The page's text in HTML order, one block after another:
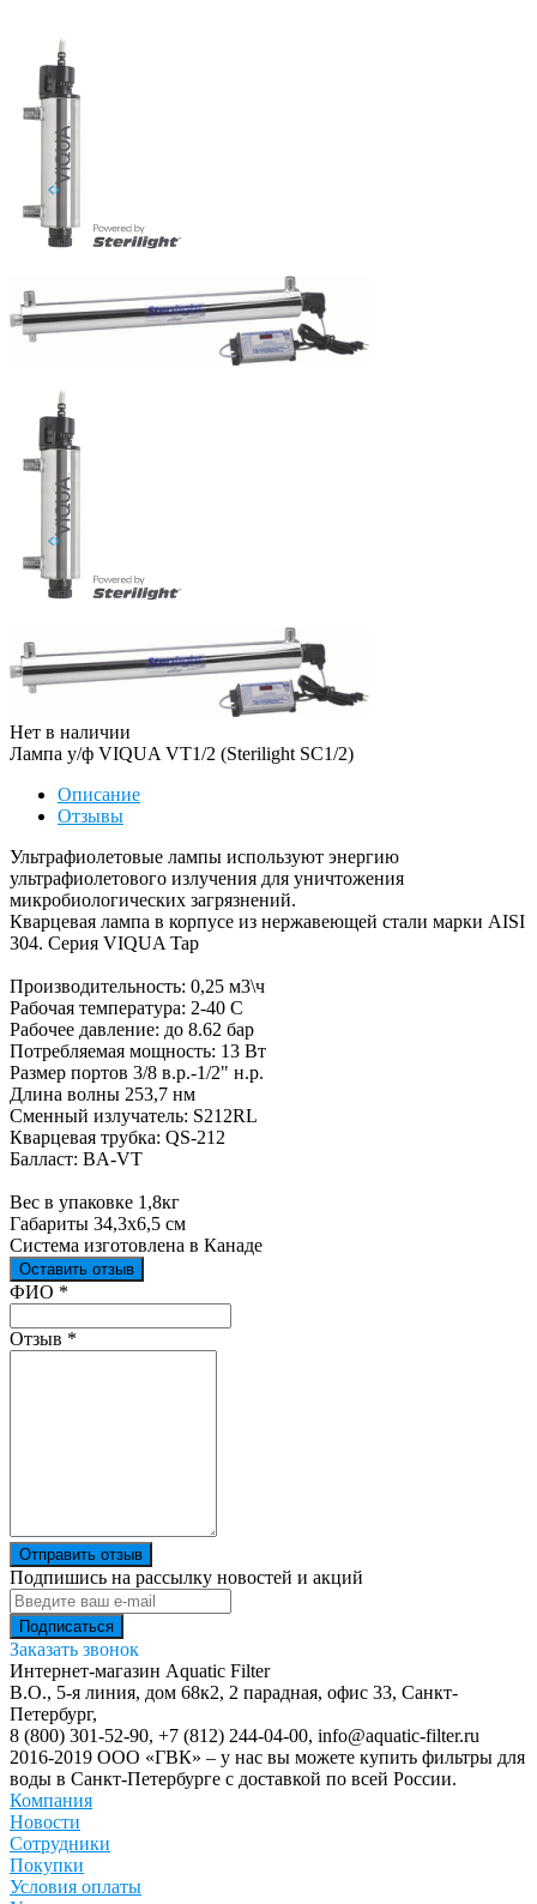
Нет в наличии
Лампа у/ф VIQUA VT1/2 (Sterilight SC1/2)
Описание
Отзывы
Ультрафиолетовые лампы используют энергию
ультрафиолетового излучения для уничтожения
микробиологических загрязнений.
Кварцевая лампа в корпусе из нержавеющей стали марки AISI
304. Серия VIQUA Tap
Производительность: 0,25 м3\ч
Рабочая температура: 2-40 С
Рабочее давление: до 8.62 бар
Потребляемая мощность: 13 Вт
Размер портов 3/8 в.р.-1/2" н.р.
Длина волны 253,7 нм
Сменный излучатель: S212RL
Кварцевая трубка: QS-212
Балласт: BA-VT
Вес в упаковке 1,8кг
Габариты 34,3х6,5 см
Система изготовлена в Канаде
Оставить отзыв
Ваш отзыв был отправлен!
ФИО *
Отзыв *
Отправить отзыв
Подпишись на рассылку новостей и акций
Заказать звонок
Интернет-магазин Aquatic Filter
В.О., 5-я линия, дом 68к2, 2 парадная, офис 33, Санкт-
Петербург,
8 (800) 301-52-90, +7 (812) 244-04-00, info@aquatic-filter.ru
2016-2019 ООО «ГВК» – у нас вы можете купить фильтры для
воды в Санкт-Петербурге с доставкой по всей России.
Компания
Новости
Сотрудники
Покупки
Условия оплаты